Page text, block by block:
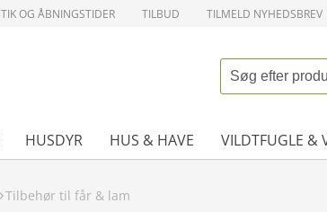
OG ÅBNINGSTIDER TILBUD TILMELD NYHEDSBREV
HUSDYR HUS & HAVE VILDTFUGLE &
Tilbehør til får & lam